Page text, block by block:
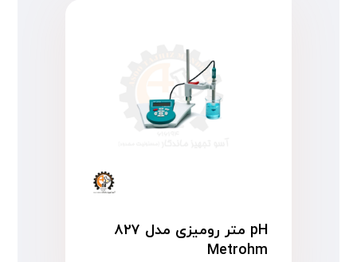
pH متر رومیزی مدل ۸۲۷
Metrohm